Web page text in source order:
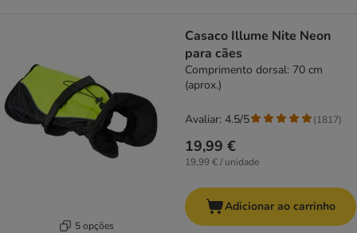
5 opções
Casaco Illume Nite Neon
para cães
Comprimento dorsal: 70 cm
(aprox.)
19,99 €
19,99 € / unidade
Avaliar: 4.5/5 (1817)
Adicionar ao carrinho